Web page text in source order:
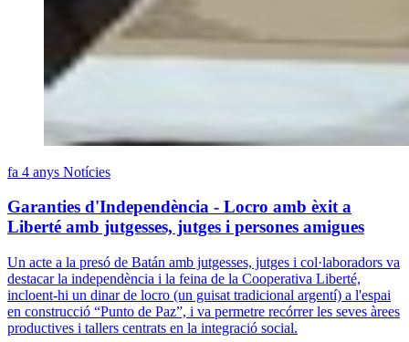
fa 4 anys Notícies
Garanties d'Independència - Locro amb èxit a
Liberté amb jutgesses, jutges i persones amigues
Un acte a la presó de Batán amb jutgesses, jutges i col·laboradors va
destacar la independència i la feina de la Cooperativa Liberté,
incloent-hi un dinar de locro (un guisat tradicional argentí) a l'espai
en construcció “Punto de Paz”, i va permetre recórrer les seves àrees
productives i tallers centrats en la integració social.